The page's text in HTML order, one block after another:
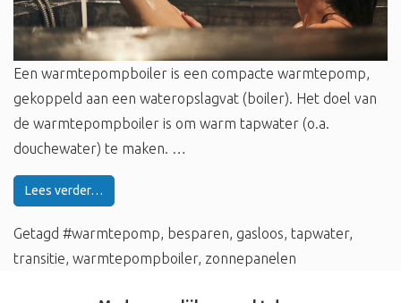
Een warmtepompboiler is een compacte warmtepomp,
gekoppeld aan een wateropslagvat (boiler). Het doel van
de warmtepompboiler is om warm tapwater (o.a.
douchewater) te maken. …
Lees verder…
Getagd #warmtepomp, besparen, gasloos, tapwater,
transitie, warmtepompboiler, zonnepanelen